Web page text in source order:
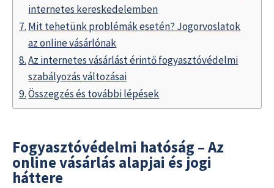
internetes kereskedelemben
Mit tehetünk problémák esetén? Jogorvoslatok
az online vásárlónak
Az internetes vásárlást érintő fogyasztóvédelmi
szabályozás változásai
Összegzés és további lépések
Fogyasztóvédelmi hatóság – Az
online vásárlás alapjai és jogi
háttere